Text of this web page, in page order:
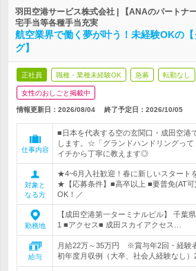
羽田空港サービス株式会社 | 【ANAのパートナ
宅手当等各種手当充実
航空業界で働く夢が叶う！未経験OKの
グ】
正社員 職種・業種未経験OK 急募 転勤なし
女性のおしごと掲載中
情報更新日：2026/08/04 終了予定日： 2026/10/05
仕事内容
■日本を代表する空の玄関口・成田空港
します。☆「グランドハンドリングって
イチから丁寧に教えます◎
対象と
なる方
★4~6月入社歓迎！春に新しいスタート
★【応募条件】■高卒以上 ■要普免(AT
OK！／
勤務地
【成田空港第一ターミナルビル】 千葉
1 ■アクセス■ 成田スカイアクセス…
給与
月給22万～35万円 ※賞与年2回・経験
初年度月収例（大卒、社会人経験なし）